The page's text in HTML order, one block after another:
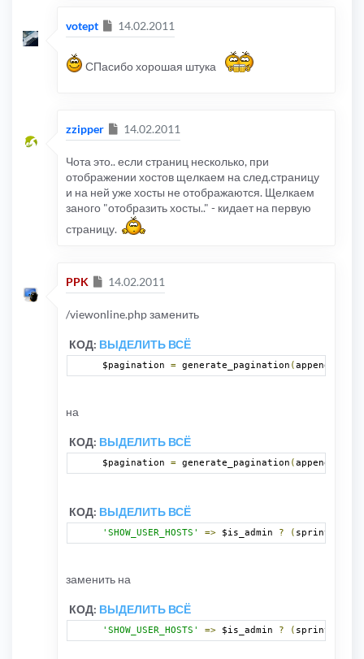
votept Сообщение
14.02.2011
СПасибо хорошая штука
zzipper Сообщение
14.02.2011
Чота это.. если страниц несколько, при
отображении хостов щелкаем на след.страницу
и на ней уже хосты не отображаются. Щелкаем
заного "отобразить хосты.." - кидает на первую
страницу.
PPK Сообщение
14.02.2011
/viewonline.php заменить
КОД: ВЫДЕЛИТЬ ВСЁ
$pagination = generate_pagination (append_sid
на
КОД: ВЫДЕЛИТЬ ВСЁ
$pagination = generate_pagination (append_sid
КОД: ВЫДЕЛИТЬ ВСЁ
'SHOW_USER_HOSTS' => $is_admin ? ( sprintf
заменить на
КОД: ВЫДЕЛИТЬ ВСЁ
'SHOW_USER_HOSTS' => $is_admin ? ( sprintf